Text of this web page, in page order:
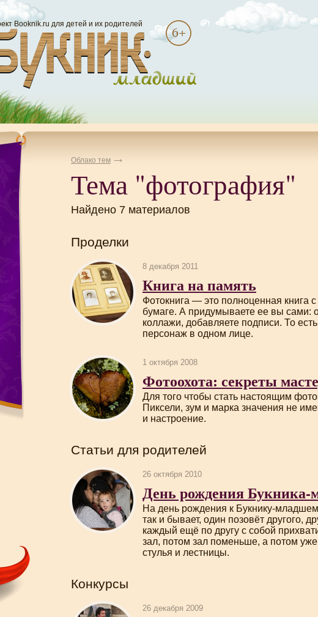
Booknik.ru для детей и их родителей
Облако тем
Тема "фотография"
Найдено 7 материалов
Проделки
8 декабря 2011
Книга на память
Фотокнига — это полноценная книга
бумаге. А придумываете ее вы сами:
коллажи, добавляете подписи. То
персонаж в одном лице.
1 октября 2008
Фотоохота: секреты
Для того чтобы стать настоящим
Пиксели, зум и марка значения не
и настроение.
Статьи для родителей
26 октября 2010
День рождения Букника-
На день рождения к Букнику-
так и бывает, один позовёт другого,
каждый ещё по другу с собой
зал, потом зал поменьше, а потом
стулья и лестницы.
Конкурсы
26 декабря 2009